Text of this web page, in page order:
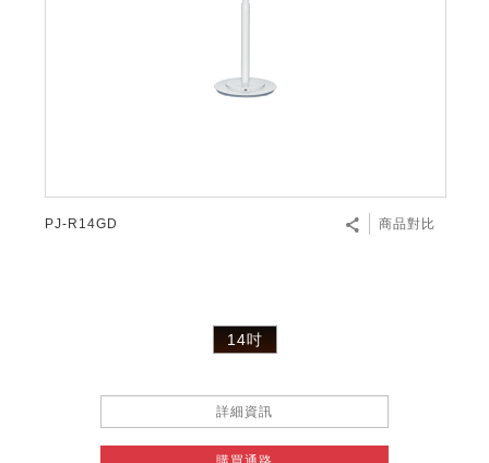
PJ-R14GD 商品對比
14吋
詳細資訊